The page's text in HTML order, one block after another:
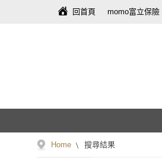
回首頁 momo富立保險
Home 搜尋結果